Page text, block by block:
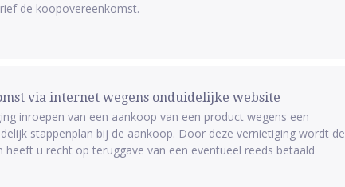
de koopovereenkomst.
via internet wegens onduidelijke website
inroepen van een aankoop van een product wegens een
stappenplan bij de aankoop. Door deze vernietiging wordt de
heeft u recht op teruggave van een eventueel reeds betaald